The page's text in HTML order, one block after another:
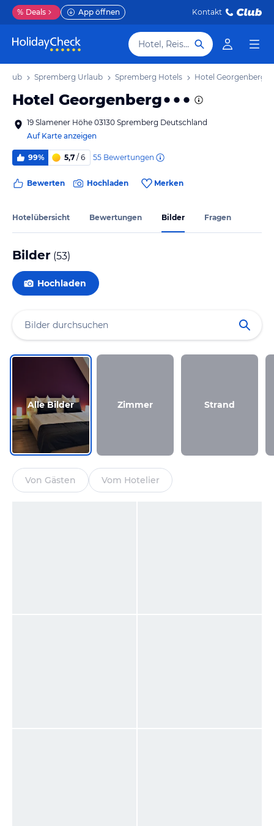
% Deals App öffnen Kontakt
Hotel, Reiseziel
Spremberg Urlaub Spremberg Hotels Hotel Georgenberg
Hotel Georgenberg
19 Slamener Höhe 03130 Spremberg Deutschland
Auf Karte anzeigen
99% 5,7 / 6 55 Bewertungen
Bewerten Hochladen Merken
Hotelübersicht Bewertungen Bilder Fragen
Bilder (53)
Hochladen
Alle Bilder Zimmer Strand
Von Gästen Vom Hotelier